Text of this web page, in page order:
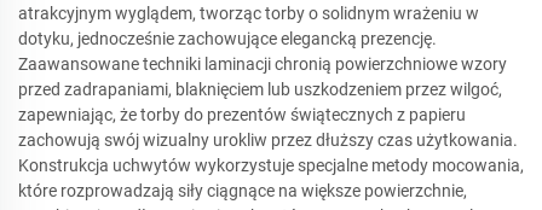
atrakcyjnym wyglądem, tworząc torby o solidnym wrażeniu w
dotyku, jednocześnie zachowujące elegancką prezencję.
Zaawansowane techniki laminacji chronią powierzchniowe wzory
przed zadrapaniami, blaknięciem lub uszkodzeniem przez wilgoć,
zapewniając, że torby do prezentów świątecznych z papieru
zachowują swój wizualny urokliw przez dłuższy czas użytkowania.
Konstrukcja uchwytów wykorzystuje specjalne metody mocowania,
które rozprowadzają siły ciągnące na większe powierzchnie,